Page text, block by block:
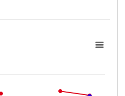
KALDU TULANG SAPI
Tahun.